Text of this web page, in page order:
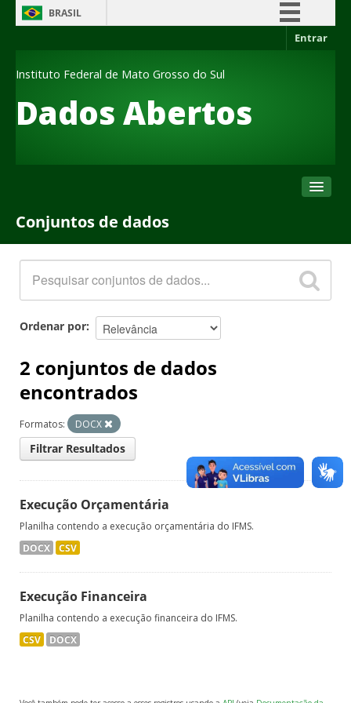
BRASIL
Acesso à informação
Canais
Entrar
Dados Abertos
Instituto Federal de Mato Grosso do Sul
Conjuntos de dados
Organizações
Sobre
Conjuntos de dados
Ordenar por
2 conjuntos de dados
encontrados
Formatos: DOCX
Filtrar Resultados
Execução Orçamentária
Planilha contendo a execução orçamentária do IFMS.
DOCX CSV
Execução Financeira
Planilha contendo a execução financeira do IFMS.
CSV DOCX